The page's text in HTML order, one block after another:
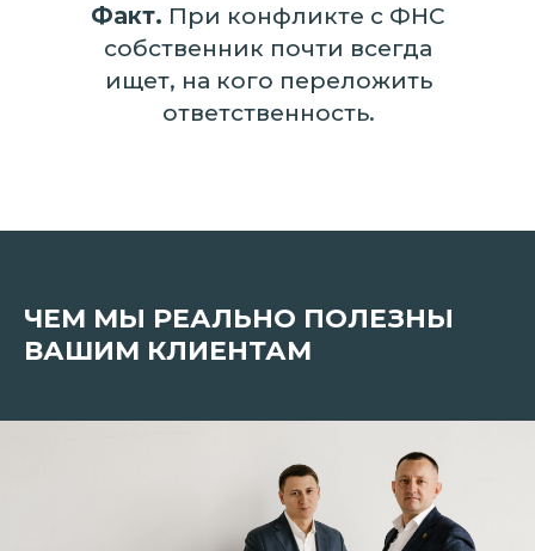
Факт. При конфликте с ФНС
собственник почти всегда
ищет, на кого переложить
ответственность.
ЧЕМ МЫ РЕАЛЬНО ПОЛЕЗНЫ
ВАШИМ КЛИЕНТАМ